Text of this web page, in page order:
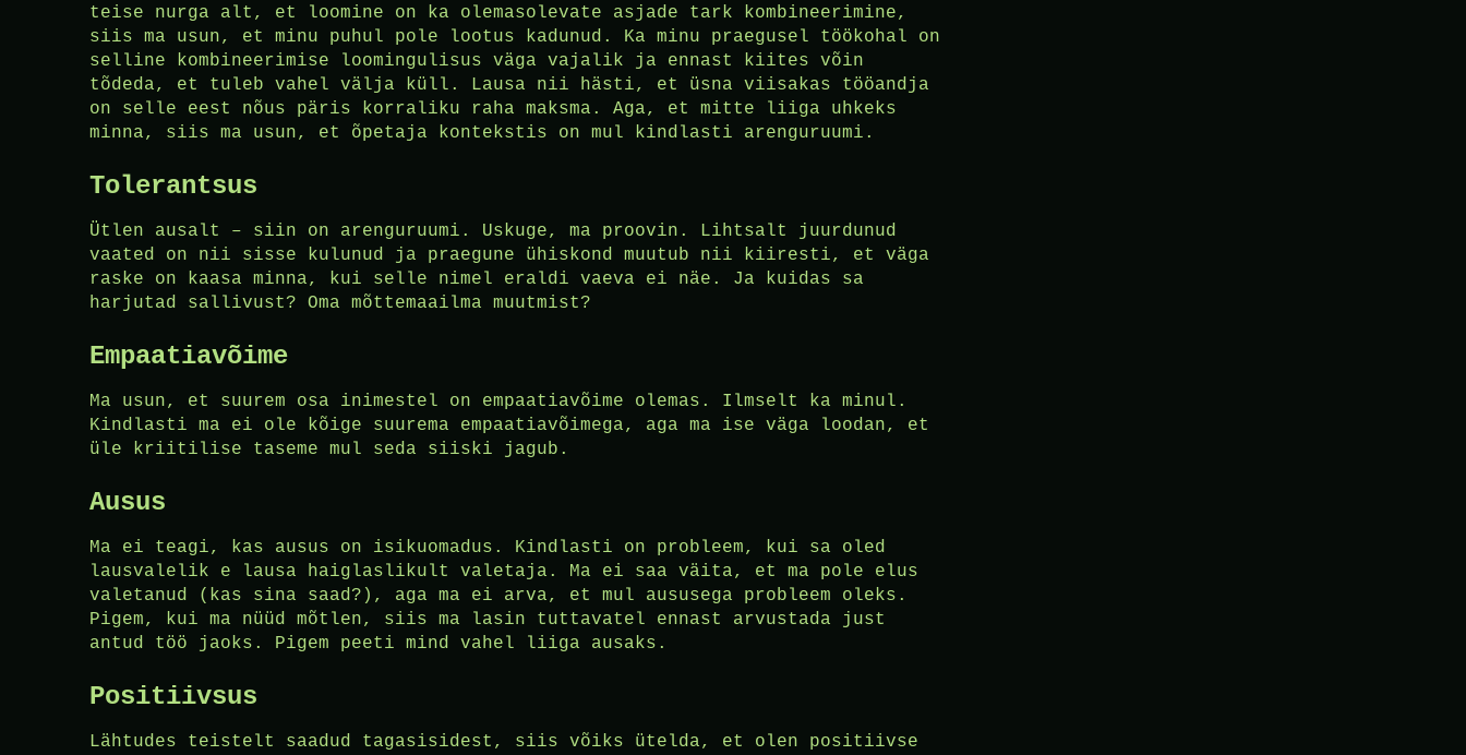
teise nurga alt, et loomine on ka olemasolevate asjade tark kombineerimine,
siis ma usun, et minu puhul pole lootus kadunud. Ka minu praegusel töökohal on
selline kombineerimise loomingulisus väga vajalik ja ennast kiites võin
tõdeda, et tuleb vahel välja küll. Lausa nii hästi, et üsna viisakas tööandja
on selle eest nõus päris korraliku raha maksma. Aga, et mitte liiga uhkeks
minna, siis ma usun, et õpetaja kontekstis on mul kindlasti arenguruumi.
Tolerantsus
Ütlen ausalt – siin on arenguruumi. Uskuge, ma proovin. Lihtsalt juurdunud
vaated on nii sisse kulunud ja praegune ühiskond muutub nii kiiresti, et väga
raske on kaasa minna, kui selle nimel eraldi vaeva ei näe. Ja kuidas sa
harjutad sallivust? Oma mõttemaailma muutmist?
Empaatiavõime
Ma usun, et suurem osa inimestel on empaatiavõime olemas. Ilmselt ka minul.
Kindlasti ma ei ole kõige suurema empaatiavõimega, aga ma ise väga loodan, et
üle kriitilise taseme mul seda siiski jagub.
Ausus
Ma ei teagi, kas ausus on isikuomadus. Kindlasti on probleem, kui sa oled
lausvalelik e lausa haiglaslikult valetaja. Ma ei saa väita, et ma pole elus
valetanud (kas sina saad?), aga ma ei arva, et mul aususega probleem oleks.
Pigem, kui ma nüüd mõtlen, siis ma lasin tuttavatel ennast arvustada just
antud töö jaoks. Pigem peeti mind vahel liiga ausaks.
Positiivsus
Lähtudes teistelt saadud tagasisidest, siis võiks ütelda, et olen positiivse